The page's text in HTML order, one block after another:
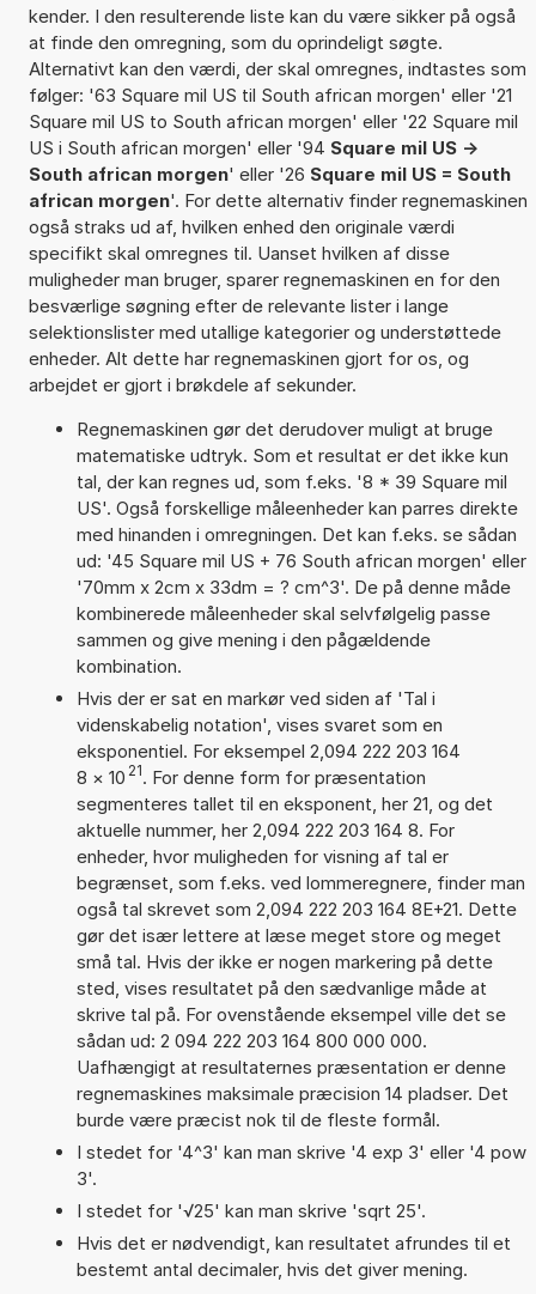
kender. I den resulterende liste kan du være sikker på også
at finde den omregning, som du oprindeligt søgte.
Alternativt kan den værdi, der skal omregnes, indtastes som
følger: '63 Square mil US til South african morgen' eller '21
Square mil US to South african morgen' eller '22 Square mil
US i South african morgen' eller '94 Square mil US ->
South african morgen' eller '26 Square mil US = South
african morgen'. For dette alternativ finder regnemaskinen
også straks ud af, hvilken enhed den originale værdi
specifikt skal omregnes til. Uanset hvilken af disse
muligheder man bruger, sparer regnemaskinen en for den
besværlige søgning efter de relevante lister i lange
selektionslister med utallige kategorier og understøttede
enheder. Alt dette har regnemaskinen gjort for os, og
arbejdet er gjort i brøkdele af sekunder.
Regnemaskinen gør det derudover muligt at bruge
matematiske udtryk. Som et resultat er det ikke kun
tal, der kan regnes ud, som f.eks. '8 * 39 Square mil
US'. Også forskellige måleenheder kan parres direkte
med hinanden i omregningen. Det kan f.eks. se sådan
ud: '45 Square mil US + 76 South african morgen' eller
'70mm x 2cm x 33dm = ? cm^3'. De på denne måde
kombinerede måleenheder skal selvfølgelig passe
sammen og give mening i den pågældende
kombination.
Hvis der er sat en markør ved siden af 'Tal i
videnskabelig notation', vises svaret som en
eksponentiel. For eksempel 2,094 222 203 164
8 × 10 21. For denne form for præsentation
segmenteres tallet til en eksponent, her 21, og det
aktuelle nummer, her 2,094 222 203 164 8. For
enheder, hvor muligheden for visning af tal er
begrænset, som f.eks. ved lommeregnere, finder man
også tal skrevet som 2,094 222 203 164 8E+21. Dette
gør det især lettere at læse meget store og meget
små tal. Hvis der ikke er nogen markering på dette
sted, vises resultatet på den sædvanlige måde at
skrive tal på. For ovenstående eksempel ville det se
sådan ud: 2 094 222 203 164 800 000 000.
Uafhængigt at resultaternes præsentation er denne
regnemaskines maksimale præcision 14 pladser. Det
burde være præcist nok til de fleste formål.
I stedet for '4^3' kan man skrive '4 exp 3' eller '4 pow
3'.
I stedet for '√25' kan man skrive 'sqrt 25'.
Hvis det er nødvendigt, kan resultatet afrundes til et
bestemt antal decimaler, hvis det giver mening.